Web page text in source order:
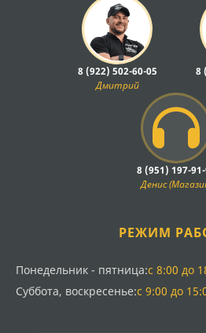
8 (922) 502-60-05
Дмитрий
8
8 (951) 197-91-
Денис
РЕЖИМ
Понедельник - пятница:с 8:00 до
Суббота, воскресенье:с 9:00 до